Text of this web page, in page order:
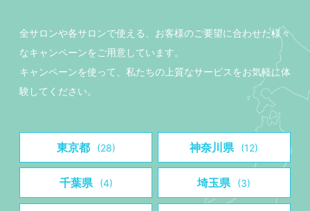
全サロンや各サロンで使える、お客様のご要望に合わせた様々
なキャンペーンをご用意しています。
キャンペーンを使って、私たちの上質なサービスをお気軽に体
験してください。
東京都 (28) 神奈川県 (12)
千葉県 (4) 埼玉県 (3)